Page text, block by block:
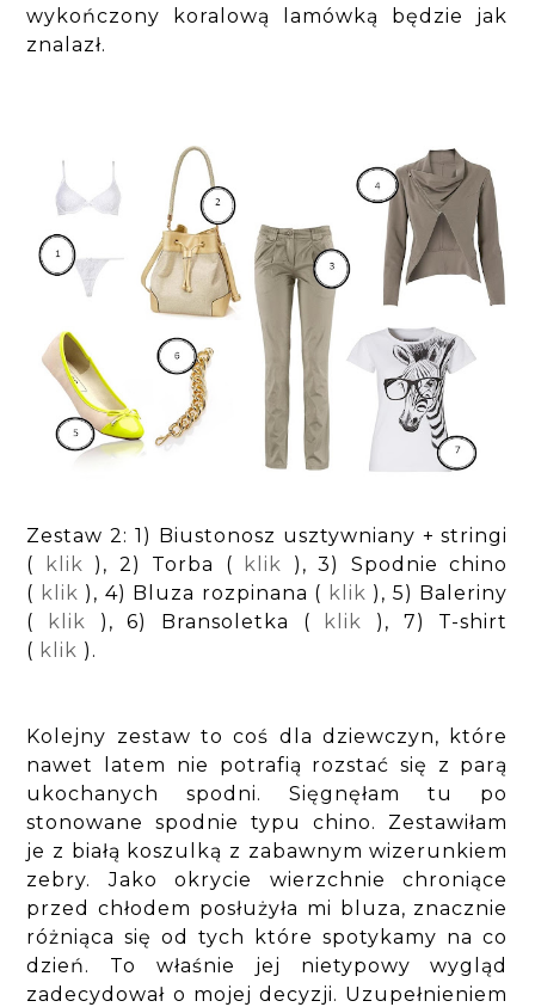
wykończony koralową lamówką będzie jak
znalazł.
Zestaw 2: 1) Biustonosz usztywniany + stringi
(
klik ), 2) Torba ( klik ), 3) Spodnie chino
( klik ), 4) Bluza rozpinana ( klik ), 5) Baleriny
(
klik ), 6) Bransoletka ( klik ), 7) T-shirt
( klik ).
Kolejny zestaw to coś dla dziewczyn, które
nawet latem nie potrafią rozstać się z parą
ukochanych spodni. Sięgnęłam tu po
stonowane spodnie typu chino. Zestawiłam
je z białą koszulką z zabawnym wizerunkiem
zebry. Jako okrycie wierzchnie chroniące
przed chłodem posłużyła mi bluza, znacznie
różniąca się od tych które spotykamy na co
dzień. To właśnie jej nietypowy wygląd
zadecydował o mojej decyzji. Uzupełnieniem